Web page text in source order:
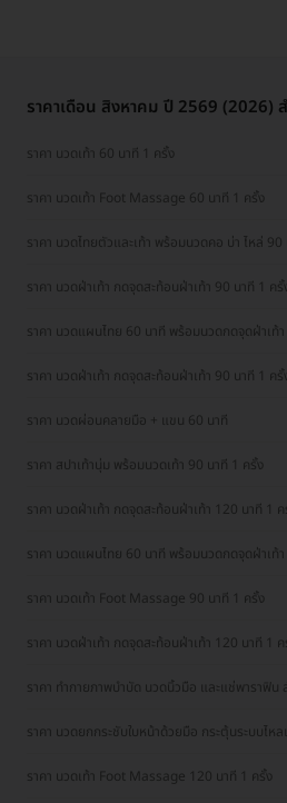
ราคาเดือน สิงหาคม ปี 2569 (2026)
ราคา นวดเท้า 60 นาที 1 ครั้ง
ราคา นวดเท้า Foot Massage 60 นาที 1 ครั้ง
ราคา นวดไทยตัวและเท้า พร้อมนวดคอ บ่า ไหล่ 90
ราคา นวดฝ่าเท้า กดจุดสะท้อนฝ่าเท้า 90 นาที 1 ครั้
ราคา นวดแผนไทย 60 นาที พร้อมนวดกดจุดฝ่าเท้
ราคา นวดฝ่าเท้า กดจุดสะท้อนฝ่าเท้า 90 นาที 1 ครั้
ราคา นวดผ่อนคลายมือ + แขน 60 นาที
ราคา สปาเท้านุ่ม พร้อมนวดเท้า 90 นาที 1 ครั้ง
ราคา นวดฝ่าเท้า กดจุดสะท้อนฝ่าเท้า 120 นาที 1 ค
ราคา นวดแผนไทย 60 นาที พร้อมนวดกดจุดฝ่าเท้
ราคา นวดเท้า Foot Massage 90 นาที 1 ครั้ง
ราคา นวดฝ่าเท้า กดจุดสะท้อนฝ่าเท้า 120 นาที 1 ค
ราคา ทำกายภาพบำบัด นวดนิ้วมือ และแช่พาราฟิน
ราคา นวดยกกระชับใบหน้าด้วยมือ กระตุ้นระบบไห
ราคา นวดเท้า Foot Massage 120 นาที 1 ครั้ง